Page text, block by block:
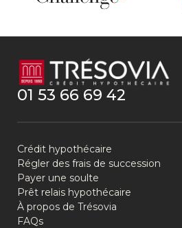
01 53 66 69 42
Crédit hypothécaire
Régler des frais de succession
Payer une soulte
Prêt relais hypothécaire
À propos de Trésovia
FAQs